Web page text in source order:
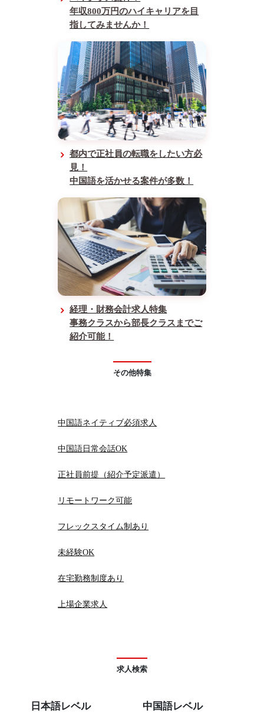
年収800万円のハイキャリアを目
指してみませんか！
都内で正社員の転職をしたい方必
見！
中国語を活かせる案件が多数！
経理・財務会計求人特集
事務クラスから部長クラスまでご
紹介可能！
その他特集
中国語ネイティブ必須求人
中国語日常会話OK
正社員前提（紹介予定派遣）
リモートワーク可能
フレックスタイム制あり
未経験OK
在宅勤務制度あり
上場企業求人
求人検索
日本語レベル 中国語レベル